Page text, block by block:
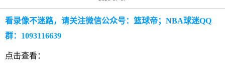
看录像不迷路，请关注微信公众号：篮球帝；NBA球迷QQ
群：1093116639
点击查看：